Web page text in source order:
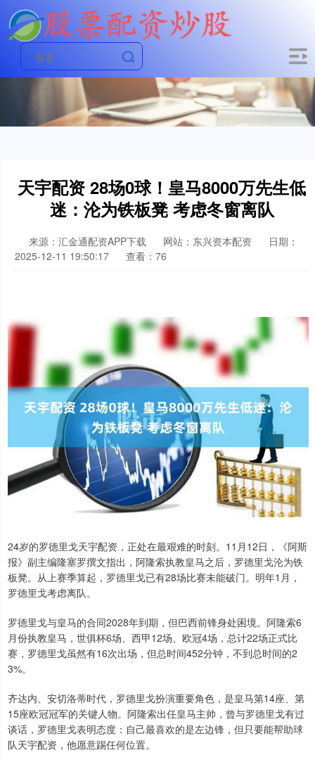
天宇配资 28场0球！皇马8000万先生低
迷：沦为铁板凳 考虑冬窗离队
来源：汇金通配资APP下载 网站：东兴资本配资
日期：
2025-12-11 19:50:17
查看：76
24岁的罗德里戈天宇配资，正处在最艰难的时刻。11月12日，《阿斯
报》副主编隆塞罗撰文指出，阿隆索执教皇马之后，罗德里戈沦为铁
板凳。从上赛季算起，罗德里戈已有28场比赛未能破门。明年1月，
罗德里戈考虑离队。
罗德里戈与皇马的合同2028年到期，但巴西前锋身处困境。阿隆索6
月份执教皇马，世俱杯6场、西甲12场、欧冠4场，总计22场正式比
赛，罗德里戈虽然有16次出场，但总时间452分钟，不到总时间的2
3%。
齐达内、安切洛蒂时代，罗德里戈扮演重要角色，是皇马第14座、第
15座欧冠冠军的关键人物。阿隆索出任皇马主帅，曾与罗德里戈有过
谈话，罗德里戈表明态度：自己最喜欢的是左边锋，但只要能帮助球
队天宇配资，他愿意踢任何位置。